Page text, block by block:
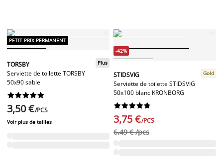
PETIT PRIX PERMANENT
TORSBY
Serviette de toilette TORSBY
50x90 sable
Plus






3,50 €/PCS
Voir plus de tailles
-42%
STIDSVIG
Serviette de toilette STIDSVIG
50x100 blanc KRONBORG
Gold






3,75 €/PCS
6,49 € /pcs